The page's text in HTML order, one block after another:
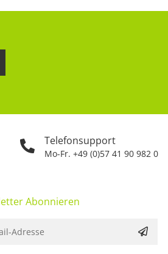
Telefonsupport
Mo-Fr. +49 (0)57 41 90 982 0
Abonnieren